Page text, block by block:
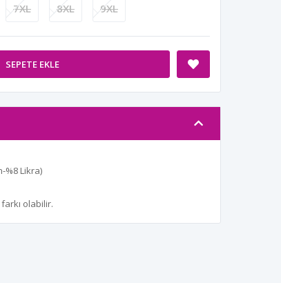
7XL 8XL 9XL
SEPETE EKLE
%8 Likra)
olabilir.